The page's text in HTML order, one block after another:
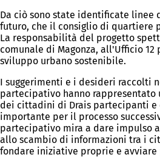
i
n
u
n
a
u
o
v
a
s
c
h
Da ciò sono state identificate linee
futuro, che il consiglio di quartiere
La responsabilità del progetto
comunale di Magonza, all'Ufficio
sviluppo urbano sostenibile.
I suggerimenti e i desideri raccolti
partecipativo hanno
dei cittadini di Drais partecipanti e
importante per il processo
partecipativo mira a dare impulso
allo scambio di informazioni tra i
fondare iniziative proprie e avviare